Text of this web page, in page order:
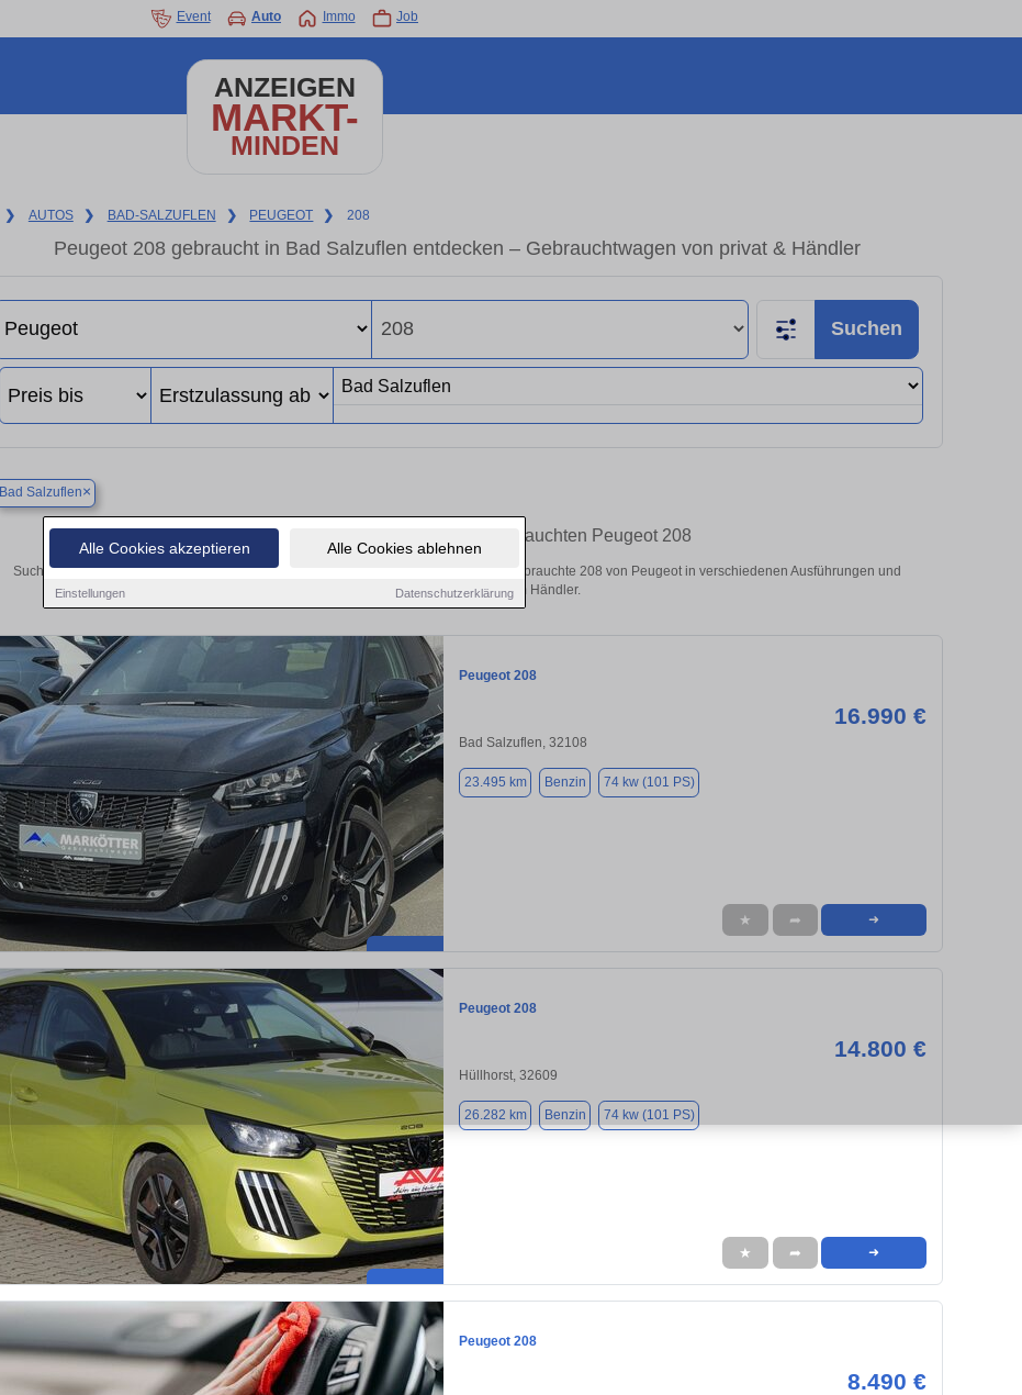
Alle Cookies akzeptieren Alle Cookies ablehnen
Einstellungen Datenschutzerklärung
Event Auto Immo Job
ANZEIGEN
MARKT-
MINDEN
❯ AUTOS ❯ BAD-SALZUFLEN ❯ PEUGEOT ❯ 208
Peugeot 208 gebraucht in Bad Salzuflen entdecken – Gebrauchtwagen von privat & Händler
Suchen
Bad Salzuflen×
Finden Sie in Bad Salzuflen Ihren gebrauchten Peugeot 208
Suchen Sie in Bad Salzuflen einen Peugeot 208 Gebrauchtwagen? Entdecken Sie gebrauchte 208 von Peugeot in verschiedenen Ausführungen und
Preisklassen von privat und vom Händler.
Peugeot 208
16.990 €
Bad Salzuflen, 32108
23.495 km Benzin 74 kw (101 PS)
★ ➦ ➜
Peugeot 208
14.800 €
Hüllhorst, 32609
26.282 km Benzin 74 kw (101 PS)
★ ➦ ➜
Peugeot 208
8.490 €